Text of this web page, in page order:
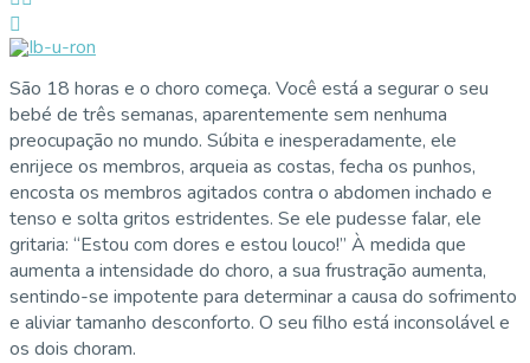
São 18 horas e o choro começa. Você está a segurar o seu
bebé de três semanas, aparentemente sem nenhuma
preocupação no mundo. Súbita e inesperadamente, ele
enrijece os membros, arqueia as costas, fecha os punhos,
encosta os membros agitados contra o abdomen inchado e
tenso e solta gritos estridentes. Se ele pudesse falar, ele
gritaria: “Estou com dores e estou louco!” À medida que
aumenta a intensidade do choro, a sua frustração aumenta,
sentindo-se impotente para determinar a causa do sofrimento
e aliviar tamanho desconforto. O seu filho está inconsolável e
os dois choram.